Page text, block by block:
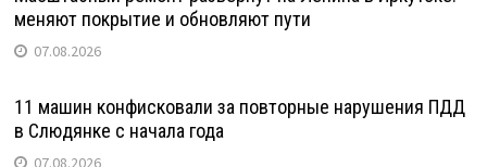
меняют покрытие и обновляют пути
07.08.2026
11 машин конфисковали за повторные нарушения ПДД
в Слюдянке с начала года
07.08.2026